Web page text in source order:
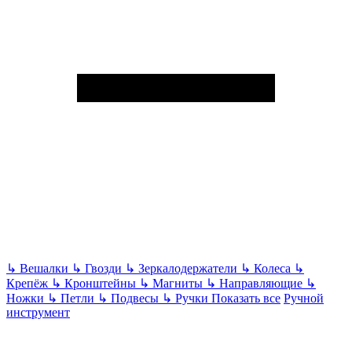
↳ Вешалки ↳ Гвозди ↳ Зеркалодержатели ↳ Колеса ↳
Крепёж ↳ Кронштейны ↳ Магниты ↳ Направляющие ↳
Ножки ↳ Петли ↳ Подвесы ↳ Ручки Показать все Ручной
инструмент